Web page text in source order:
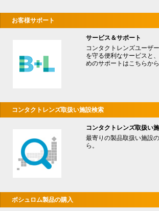
お客様サポート
サービス＆サポート
コンタクトレンズユーザ
を守る便利なサービスと
めのサポートはこちらから
コンタクトレンズ取扱い施設検索
コンタクトレンズ取扱い
最寄りの製品取扱い施設
ら。
ボシュロム製品の購入